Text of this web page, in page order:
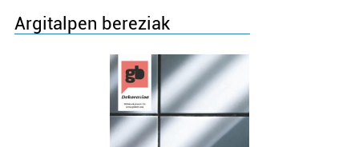
Argitalpen bereziak